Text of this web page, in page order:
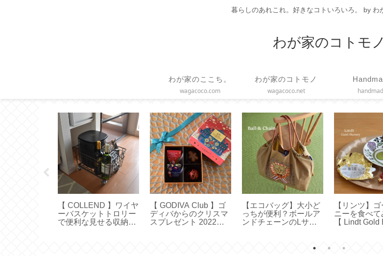
暮らしのあれこれ。好きなコトいろいろ。 by わ
わが家のコトモノ
わが家のここち。
wagacoco.com
わが家のコトモノ
wagacoco.net
【スターバックス】グ
ラスドリップコーヒー
メーカー買いました
【固形ハンドクリー
ム】エディンバラナチ
ュラルスキンケア
100均◇手軽で便利な
マスキングテープカッ
ター2種【DAISO マグ
【 dアニメ
画面で見る方
ーリングで